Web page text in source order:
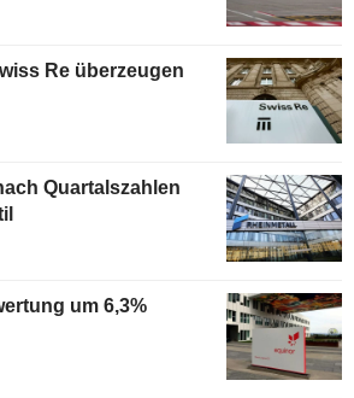
Re überzeugen
Quartalszahlen
um 6,3%